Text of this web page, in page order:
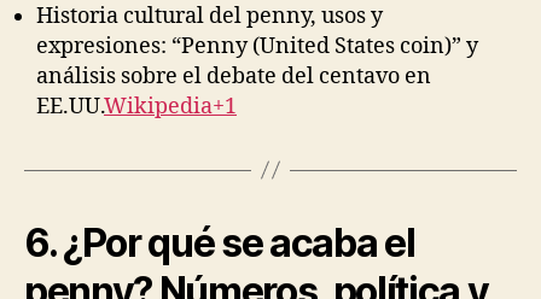
Historia cultural del penny, usos y
expresiones: “Penny (United States coin)” y
análisis sobre el debate del centavo en
EE.UU.Wikipedia+1
6. ¿Por qué se acaba el